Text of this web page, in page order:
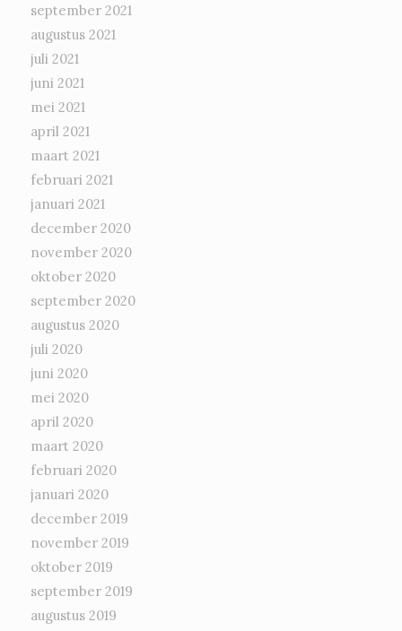
september 2021
augustus 2021
juli 2021
juni 2021
mei 2021
april 2021
maart 2021
februari 2021
januari 2021
december 2020
november 2020
oktober 2020
september 2020
augustus 2020
juli 2020
juni 2020
mei 2020
april 2020
maart 2020
februari 2020
januari 2020
december 2019
november 2019
oktober 2019
september 2019
augustus 2019